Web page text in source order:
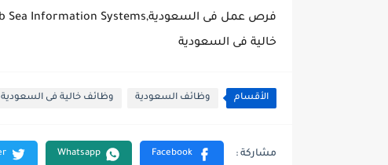
خالية فى السعودية
الأقسام وظائف السعودية وظائف خالية فى السعودية